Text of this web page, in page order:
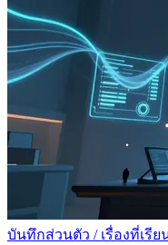
บันทึกส่วนตัว / เรื่องที่เรี